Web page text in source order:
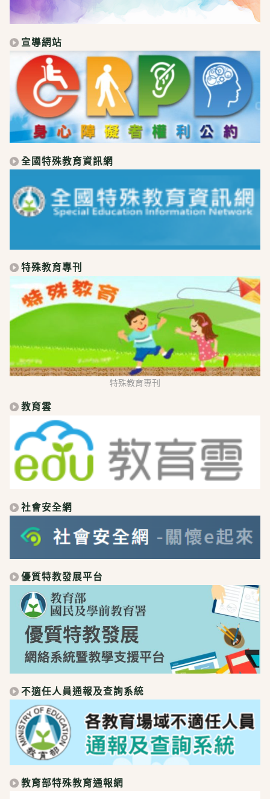
宣導網站
全國特殊教育資訊網
特殊教育專刊
特殊教育專刊
教育雲
社會安全網
優質特教發展平台
不適任人員通報及查詢系統
教育部特殊教育通報網